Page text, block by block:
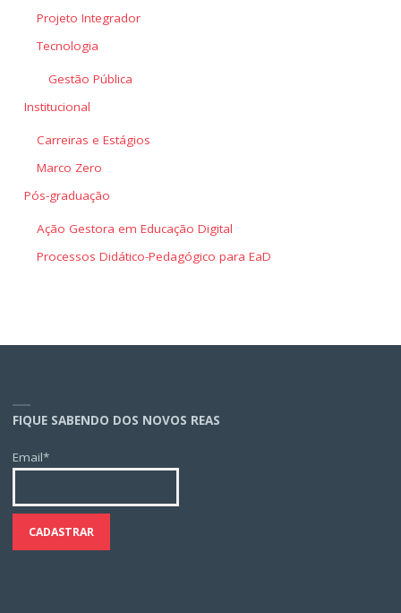
Projeto Integrador
Tecnologia
Gestão Pública
Institucional
Carreiras e Estágios
Marco Zero
Pós-graduação
Ação Gestora em Educação Digital
Processos Didático-Pedagógico para EaD
FIQUE SABENDO DOS NOVOS REAS
Email*